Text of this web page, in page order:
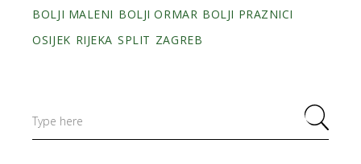
BOLJI MALENI BOLJI ORMAR BOLJI PRAZNICI
OSIJEK RIJEKA SPLIT ZAGREB
for: